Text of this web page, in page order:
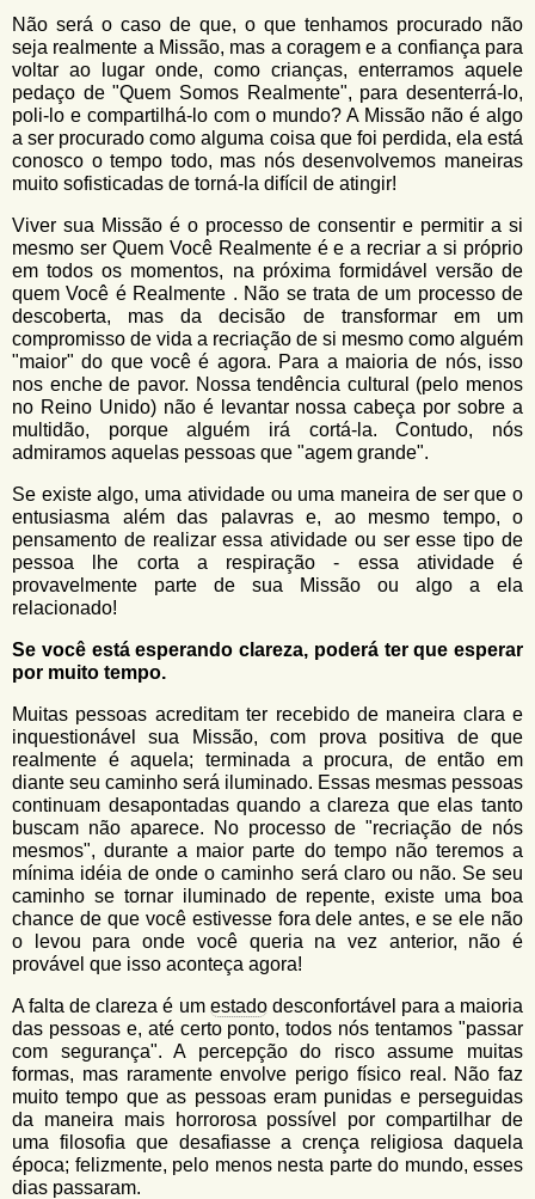
Não será o caso de que, o que tenhamos procurado não
seja realmente a Missão, mas a coragem e a confiança para
voltar ao lugar onde, como crianças, enterramos aquele
pedaço de "Quem Somos Realmente", para desenterrá-lo,
poli-lo e compartilhá-lo com o mundo? A Missão não é algo
a ser procurado como alguma coisa que foi perdida, ela está
conosco o tempo todo, mas nós desenvolvemos maneiras
muito sofisticadas de torná-la difícil de atingir!
Viver sua Missão é o processo de consentir e permitir a si
mesmo ser Quem Você Realmente é e a recriar a si próprio
em todos os momentos, na próxima formidável versão de
quem Você é Realmente . Não se trata de um processo de
descoberta, mas da decisão de transformar em um
compromisso de vida a recriação de si mesmo como alguém
"maior" do que você é agora. Para a maioria de nós, isso
nos enche de pavor. Nossa tendência cultural (pelo menos
no Reino Unido) não é levantar nossa cabeça por sobre a
multidão, porque alguém irá cortá-la. Contudo, nós
admiramos aquelas pessoas que "agem grande".
Se existe algo, uma atividade ou uma maneira de ser que o
entusiasma além das palavras e, ao mesmo tempo, o
pensamento de realizar essa atividade ou ser esse tipo de
pessoa lhe corta a respiração - essa atividade é
provavelmente parte de sua Missão ou algo a ela
relacionado!
Se você está esperando clareza, poderá ter que esperar
por muito tempo.
Muitas pessoas acreditam ter recebido de maneira clara e
inquestionável sua Missão, com prova positiva de que
realmente é aquela; terminada a procura, de então em
diante seu caminho será iluminado. Essas mesmas pessoas
continuam desapontadas quando a clareza que elas tanto
buscam não aparece. No processo de "recriação de nós
mesmos", durante a maior parte do tempo não teremos a
mínima idéia de onde o caminho será claro ou não. Se seu
caminho se tornar iluminado de repente, existe uma boa
chance de que você estivesse fora dele antes, e se ele não
o levou para onde você queria na vez anterior, não é
provável que isso aconteça agora!
A falta de clareza é um estadodesconfortável para a maioria
das pessoas e, até certo ponto, todos nós tentamos "passar
com segurança". A percepção do risco assume muitas
formas, mas raramente envolve perigo físico real. Não faz
muito tempo que as pessoas eram punidas e perseguidas
da maneira mais horrorosa possível por compartilhar de
uma filosofia que desafiasse a crença religiosa daquela
época; felizmente, pelo menos nesta parte do mundo, esses
dias passaram.